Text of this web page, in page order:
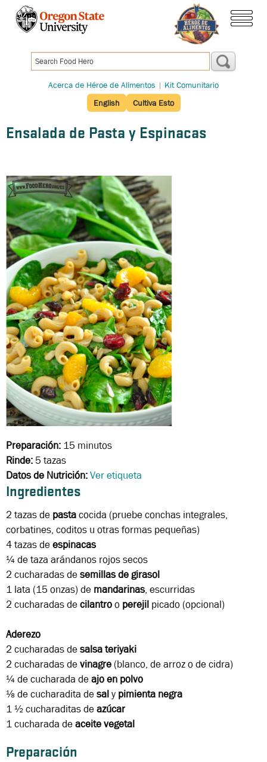
Pasar
principal
Acerca de Héroe de Alimentos | Kit Comunitario
English
Cultiva Esto
Ensalada de Pasta y Espinacas
Preparación: 15 minutos
Rinde: 5 tazas
Datos de Nutrición:Ver etiqueta
Ingredientes
2 tazasde pastacocida (pruebe conchas integrales,
corbatines, coditos u otras formas pequeñas)
4 tazasdeespinacas
¼ de taza arándanos rojos secos
2 cucharadasdesemillas de girasol
1 lata (15 onzas) de mandarinas, escurridas
2 cucharadasdecilantroo perejil picado (opcional)
Aderezo
2 cucharadasdesalsa teriyaki
2 cucharadasdevinagre (blanco, de arroz o de cidra)
¼ de cucharada deajo en polvo
⅛ de cucharadita desaly pimienta negra
1 ½ cucharaditasdeazúcar
1 cucharada deaceitevegetal
Preparación